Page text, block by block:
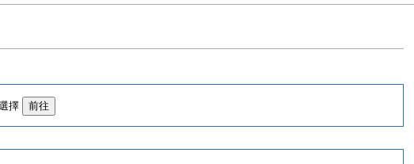
擇